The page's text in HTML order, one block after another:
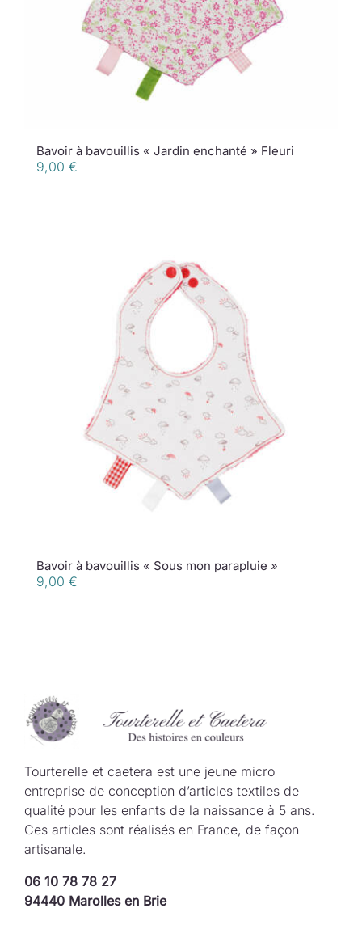
Bavoir à bavouillis « Jardin enchanté » Fleuri
9,00 €
Bavoir à bavouillis « Sous mon parapluie »
9,00 €
Tourterelle et caetera est une jeune micro
entreprise de conception d’articles textiles de
qualité pour les enfants de la naissance à 5 ans.
Ces articles sont réalisés en France, de façon
artisanale.
06 10 78 78 27
94440 Marolles en Brie